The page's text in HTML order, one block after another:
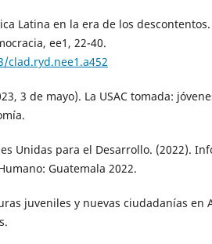
Latina en la era de los
ee1, 22-40.
clad.ryd.nee1.a452
3 de mayo). La USAC tomada:
Unidas para el Desarrollo. (2022).
Guatemala 2022.
juveniles y nuevas ciudadanías en